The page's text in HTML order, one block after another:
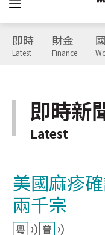
即時
Latest
財金
Finance
即時新
Latest
美國麻疹
兩千宗